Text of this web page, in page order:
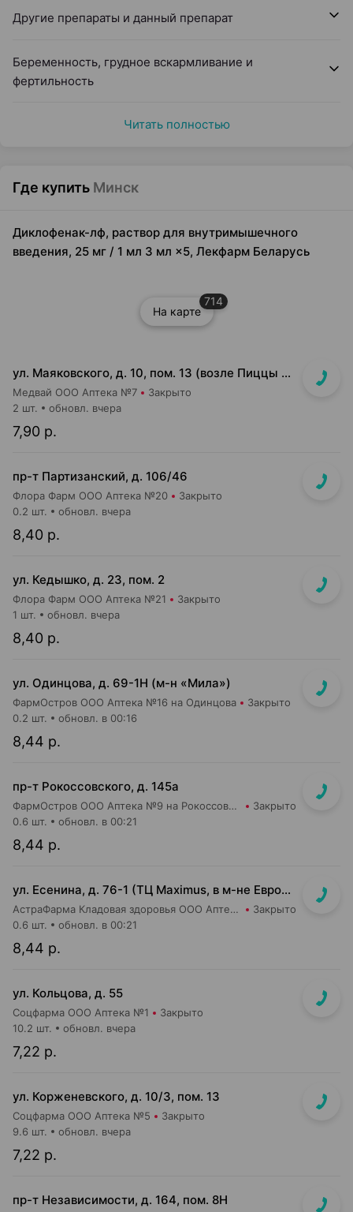
Другие препараты и данный препарат
Беременность, грудное вскармливание и
фертильность
Читать полностью
Где купить Минск
Диклофенак-лф, раствор для внутримышечного
введения, 25 мг / 1 мл 3 мл ×5, Лекфарм Беларусь
На карте
714
ул. Маяковского, д. 10, пом. 13 (возле Пиццы Мании)
Медвай ООО Аптека №7 Закрыто
7,90 р.
2 шт. обновл. вчера
пр-т Партизанский, д. 106/46
Флора Фарм ООО Аптека №20 Закрыто
8,40 р.
0.2 шт. обновл. вчера
ул. Кедышко, д. 23, пом. 2
Флора Фарм ООО Аптека №21 Закрыто
8,40 р.
1 шт. обновл. вчера
ул. Одинцова, д. 69-1Н (м-н «Мила»)
ФармОстров ООО Аптека №16 на Одинцова Закрыто
8,44 р.
0.2 шт. обновл. в 00:16
пр-т Рокоссовского, д. 145а
ФармОстров ООО Аптека №9 на Рокоссовского Закрыто
8,44 р.
0.6 шт. обновл. в 00:21
ул. Есенина, д. 76-1 (ТЦ Maximus, в м-не Евроопт Super)
АстраФарма Кладовая здоровья ООО Аптека №9 Закрыто
8,44 р.
0.6 шт. обновл. в 00:21
ул. Кольцова, д. 55
Соцфарма ООО Аптека №1 Закрыто
7,22 р.
10.2 шт. обновл. вчера
ул. Корженевского, д. 10/3, пом. 13
Соцфарма ООО Аптека №5 Закрыто
7,22 р.
9.6 шт. обновл. вчера
пр-т Независимости, д. 164, пом. 8Н